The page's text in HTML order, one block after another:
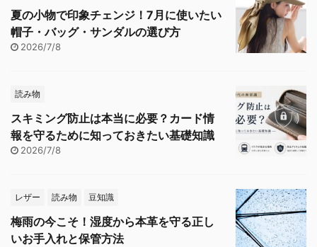
夏の小物で印象チェンジ！7月に使いたい
帽子・バッグ・サンダルの選び方
2026/7/8
読み物
スキミング防止は本当に必要？カード情
報を守るために知っておきたい基礎知識
2026/7/8
レザー 読み物 豆知識
梅雨の今こそ！湿度から本革を守る正し
いお手入れと保管方法